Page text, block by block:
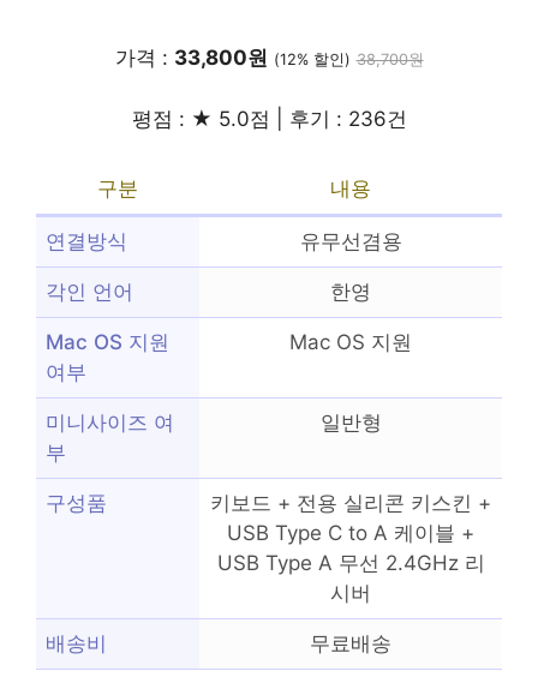
가격 : 33,800원 (12% 할인) 38,700원
평점 : ★ 5.0점 | 후기 : 236건
구분 내용
연결방식 유무선겸용
각인 언어 한영
Mac OS 지원
여부
Mac OS 지원
미니사이즈 여
부
일반형
구성품
키보드 + 전용 실리콘 키스킨 +
USB Type C to A 케이블 +
USB Type A 무선 2.4GHz 리
시버
배송비 무료배송